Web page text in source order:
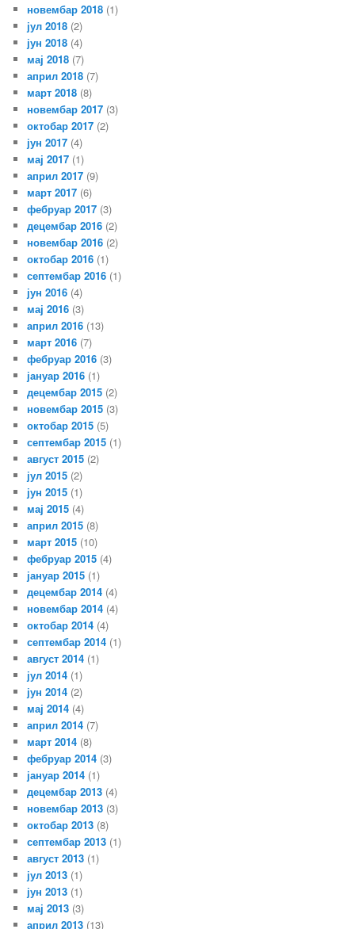
новембар 2018 (1)
јул 2018 (2)
јун 2018 (4)
мај 2018 (7)
април 2018 (7)
март 2018 (8)
новембар 2017 (3)
октобар 2017 (2)
јун 2017 (4)
мај 2017 (1)
април 2017 (9)
март 2017 (6)
фебруар 2017 (3)
децембар 2016 (2)
новембар 2016 (2)
октобар 2016 (1)
септембар 2016 (1)
јун 2016 (4)
мај 2016 (3)
април 2016 (13)
март 2016 (7)
фебруар 2016 (3)
јануар 2016 (1)
децембар 2015 (2)
новембар 2015 (3)
октобар 2015 (5)
септембар 2015 (1)
август 2015 (2)
јул 2015 (2)
јун 2015 (1)
мај 2015 (4)
април 2015 (8)
март 2015 (10)
фебруар 2015 (4)
јануар 2015 (1)
децембар 2014 (4)
новембар 2014 (4)
октобар 2014 (4)
септембар 2014 (1)
август 2014 (1)
јул 2014 (1)
јун 2014 (2)
мај 2014 (4)
април 2014 (7)
март 2014 (8)
фебруар 2014 (3)
јануар 2014 (1)
децембар 2013 (4)
новембар 2013 (3)
октобар 2013 (8)
септембар 2013 (1)
август 2013 (1)
јул 2013 (1)
јун 2013 (1)
мај 2013 (3)
април 2013 (13)